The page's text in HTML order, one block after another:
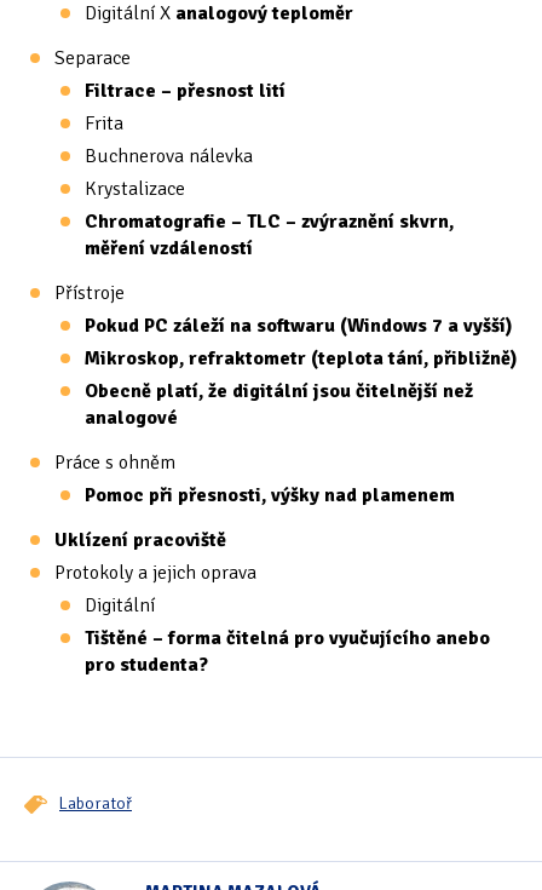
Digitální X analogový teploměr
Separace
Filtrace – přesnost lití
Frita
Buchnerova nálevka
Krystalizace
Chromatografie – TLC – zvýraznění skvrn,
měření vzdáleností
Přístroje
Pokud PC záleží na softwaru (Windows 7 a vyšší)
Mikroskop, refraktometr (teplota tání, přibližně)
Obecně platí, že digitální jsou čitelnější než
analogové
Práce s ohněm
Pomoc při přesnosti, výšky nad plamenem
Uklízení pracoviště
Protokoly a jejich oprava
Digitální
Tištěné – forma čitelná pro vyučujícího anebo
pro studenta?
Laboratoř